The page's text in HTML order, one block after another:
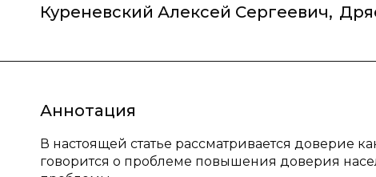
Куреневский Алексей Сергеевич,
Аннотация
В настоящей статье рассматривается доверие
говорится о проблеме повышения доверия